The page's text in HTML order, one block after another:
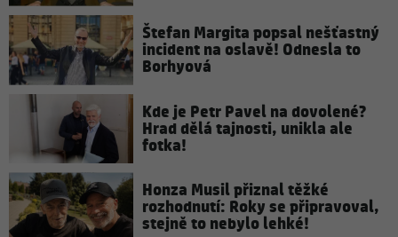
Štefan Margita popsal nešťastný
incident na oslavě! Odnesla to
Borhyová
Kde je Petr Pavel na dovolené?
Hrad dělá tajnosti, unikla ale
fotka!
Honza Musil přiznal těžké
rozhodnutí: Roky se připravoval,
stejně to nebylo lehké!